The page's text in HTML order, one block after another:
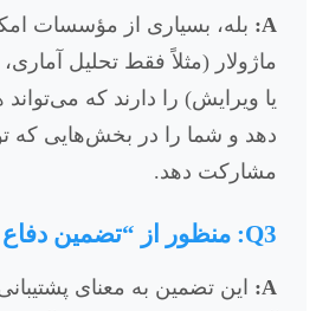
A: بله، بسیاری از مؤسسات
ماژولار (مثلاً فقط تحلیل
یا ویرایش) را دارند که
دهد و شما را در بخش‌هایی که
مشارکت دهد.
Q3: منظور از “تضمین دفاع موفق” چیست؟
A:
این تضمین به معنای